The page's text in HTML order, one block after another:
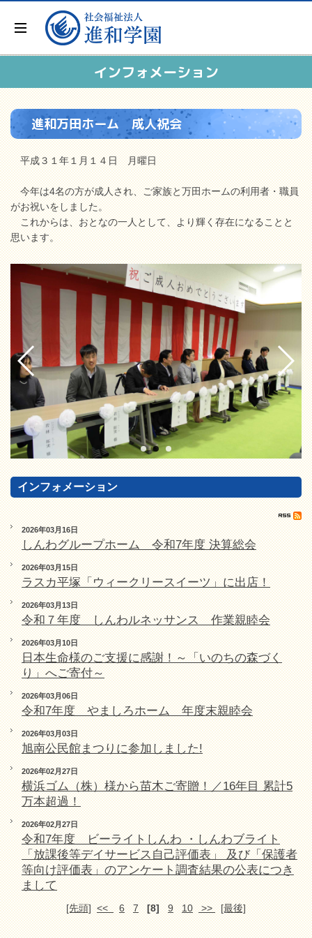
インフォメーション
進和万田ホーム 成人祝会
平成３１年１月１４日 月曜日
今年は4名の方が成人され、ご家族と万田ホームの利用者・職員
がお祝いをしました。
これからは、おとなの一人として、より輝く存在になることと
思います。
インフォメーション
2026年03月16日
しんわグループホーム 令和7年度 決算総会
2026年03月15日
ラスカ平塚「ウィークリースイーツ」に出店！
2026年03月13日
令和７年度 しんわルネッサンス 作業親睦会
2026年03月10日
日本生命様のご支援に感謝！～「いのちの森づく
り」へご寄付～
2026年03月06日
令和7年度 やましろホーム 年度末親睦会
2026年03月03日
旭南公民館まつりに参加しました!
2026年02月27日
横浜ゴム（株）様から苗木ご寄贈！／16年目 累計5
万本超過！
2026年02月27日
令和7年度 ビーライトしんわ ・しんわブライト
「放課後等デイサービス自己評価表」 及び「保護者
等向け評価表」のアンケート調査結果の公表につき
まして
[先頭] << 6 7 [8] 9 10 >> [最後]